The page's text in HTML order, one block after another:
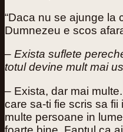
“Daca nu se ajunge la
Dumnezeu e scos
– Exista suflete
totul devine mult mai
– Exista, dar mai
care sa-ti fie scris sa
multe persoane in